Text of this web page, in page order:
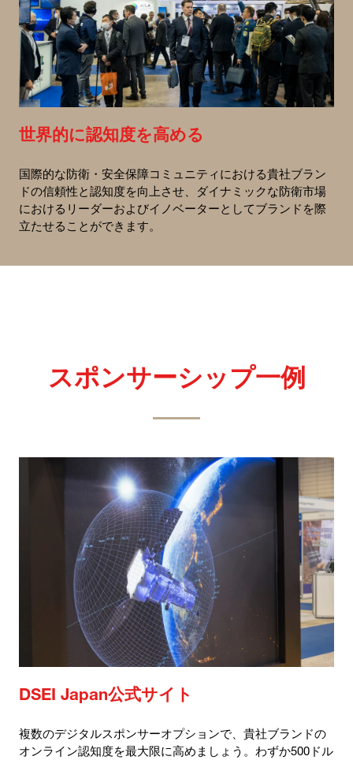
世界的に認知度を高める
国際的な防衛・安全保障コミュニティにおける貴社ブラン
ドの信頼性と認知度を向上させ、ダイナミックな防衛市場
におけるリーダーおよびイノベーターとしてブランドを際
立たせることができます。
スポンサーシップ一例
DSEI Japan公式サイト
複数のデジタルスポンサーオプションで、貴社ブランドの
オンライン認知度を最大限に高めましょう。わずか500ドル